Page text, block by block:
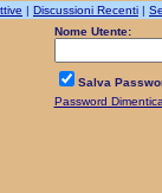
| Discussioni Recenti |
Nome Utente:
Salva
Password